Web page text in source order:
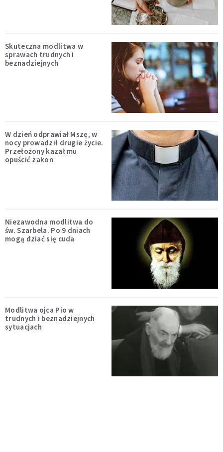
Skuteczna modlitwa w
sprawach trudnych i
beznadziejnych
W dzień odprawiał Mszę, w
nocy prowadził drugie życie.
Przełożony kazał mu
opuścić zakon
Niezawodna modlitwa do
św. Szarbela. Po 9 dniach
mogą dziać się cuda
Modlitwa ojca Pio w
trudnych i beznadziejnych
sytuacjach